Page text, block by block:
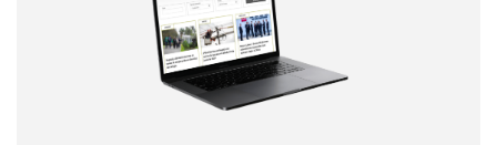
Correo electrónico
Tipo de comentario